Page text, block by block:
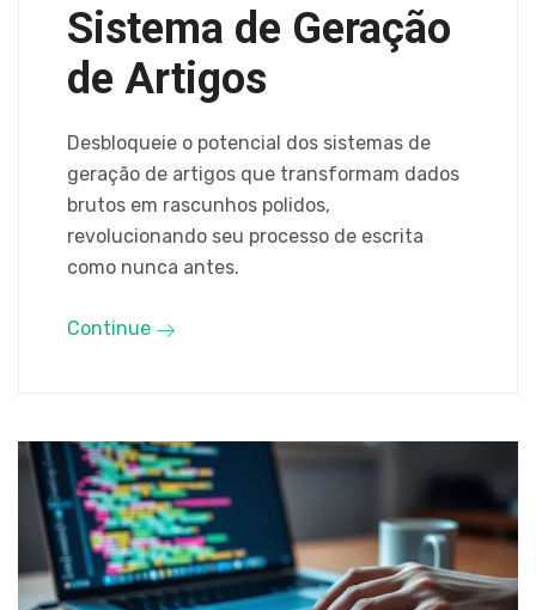
Sistema de Geração
de Artigos
Desbloqueie o potencial dos sistemas de
geração de artigos que transformam dados
brutos em rascunhos polidos,
revolucionando seu processo de escrita
como nunca antes.
Continue